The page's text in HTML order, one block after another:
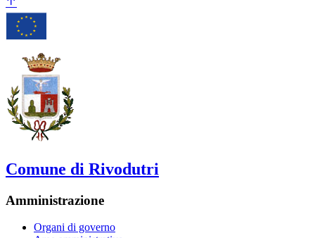
Comune di Rivodutri
Amministrazione
Organi di governo